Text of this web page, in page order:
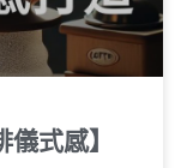
式感】